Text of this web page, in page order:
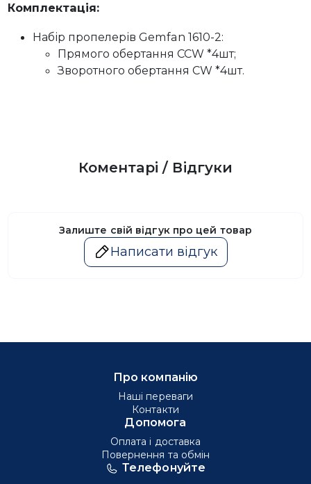
Комплектація:
Набір пропелерів Gemfan 1610-2:
Прямого обертання CCW *4шт;
Зворотного обертання CW *4шт.
Коментарі / Відгуки
Залиште свій відгук про цей товар
Написати відгук
Телефонуйте
Про компанію
Наші переваги
Контакти
Допомога
Оплата і доставка
Повернення та обмін